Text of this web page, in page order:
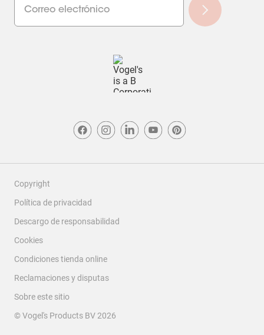
Copyright
Política de privacidad
Descargo de responsabilidad
Cookies
Condiciones tienda online
Reclamaciones y disputas
Sobre este sitio
© Vogel's Products BV2026